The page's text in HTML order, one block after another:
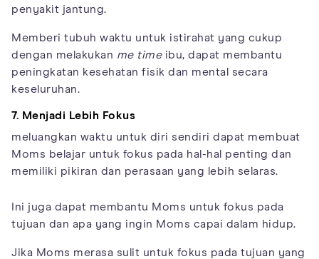
penyakit jantung.
Memberi tubuh waktu untuk istirahat yang cukup
dengan melakukan me timeibu, dapat membantu
peningkatan kesehatan fisik dan mental secara
keseluruhan.
7. Menjadi Lebih Fokus
meluangkan waktu untuk diri sendiri dapat membuat
Moms belajar untuk fokus pada hal-hal penting dan
memiliki pikiran dan perasaan yang lebih selaras.
Ini juga dapat membantu Moms untuk fokus pada
tujuan dan apa yang ingin Moms capai dalam hidup.
Jika Moms merasa sulit untuk fokus pada tujuan yang